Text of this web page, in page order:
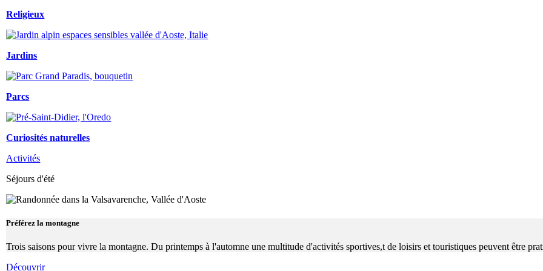
Religieux
Jardins
Parcs
Curiosités naturelles
Activités
Séjours d'été
Préférez la montagne
Trois saisons pour vivre la montagne. Du printemps à l'automne une multitude d'activités sportives,t de loisirs et touristiques peuvent être
Découvrir